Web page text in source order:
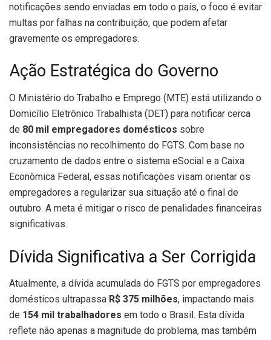
notificações sendo enviadas em todo o país, o foco é evitar
multas por falhas na contribuição, que podem afetar
gravemente os empregadores.
Ação Estratégica do Governo
O Ministério do Trabalho e Emprego (MTE) está utilizando o
Domicílio Eletrônico Trabalhista (DET) para notificar cerca
de 80 mil empregadores domésticos sobre
inconsistências no recolhimento do FGTS. Com base no
cruzamento de dados entre o sistema eSocial e a Caixa
Econômica Federal, essas notificações visam orientar os
empregadores a regularizar sua situação até o final de
outubro. A meta é mitigar o risco de penalidades financeiras
significativas.
Dívida Significativa a Ser Corrigida
Atualmente, a dívida acumulada do FGTS por empregadores
domésticos ultrapassa R$ 375 milhões, impactando mais
de 154 mil trabalhadores em todo o Brasil. Esta dívida
reflete não apenas a magnitude do problema, mas também